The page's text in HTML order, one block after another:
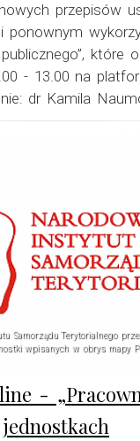
przepisów
ponownym
które
- 13.00 na
dr Kamila
Samorządu Terytorialnego
wpisanych w obrys mapy
-